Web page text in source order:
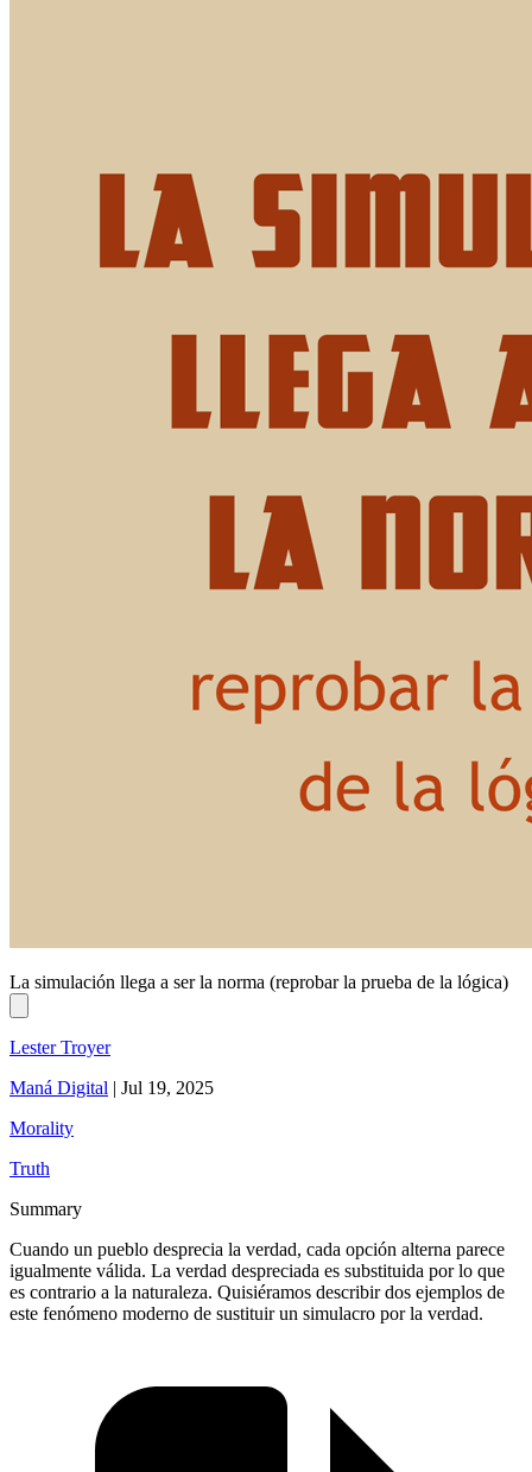
La simulación llega a ser la norma (reprobar la prueba de la lógica)
Lester Troyer
Maná Digital | Jul 19, 2025
Morality
Truth
Summary
Cuando un pueblo desprecia la verdad, cada opción alterna parece
igualmente válida. La verdad despreciada es substituida por lo que
es contrario a la naturaleza. Quisiéramos describir dos ejemplos de
este fenómeno moderno de sustituir un simulacro por la verdad.